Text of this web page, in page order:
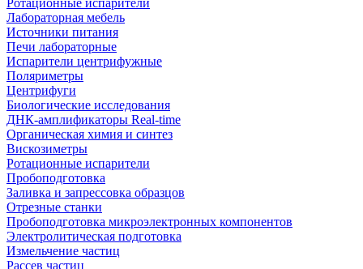
Ротационные испарители
Лабораторная мебель
Источники питания
Печи лабораторные
Испарители центрифужные
Поляриметры
Центрифуги
Биологические исследования
ДНК-амплификаторы Real-time
Органическая химия и синтез
Вискозиметры
Ротационные испарители
Пробоподготовка
Заливка и запрессовка образцов
Отрезные станки
Пробоподготовка микроэлектронных компонентов
Электролитическая подготовка
Измельчение частиц
Рассев частиц